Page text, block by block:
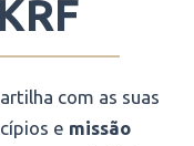
com as suas
e missão